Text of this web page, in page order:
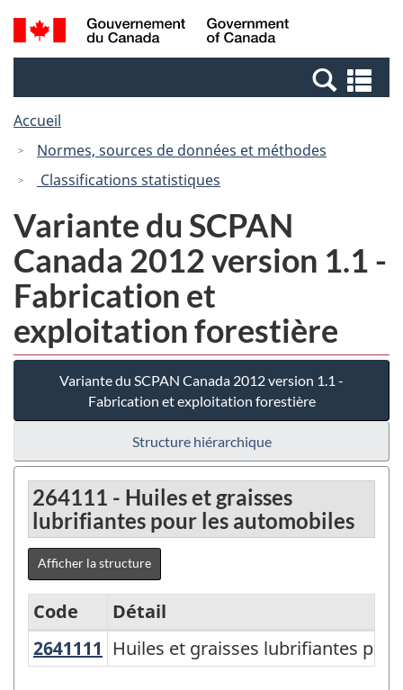
Passer
au
Passer
à
Canada
Recherche
et
et
Accueil
Normes, sources de données et méthodes
Classifications statistiques
Variante du SCPAN
Canada 2012 version 1.1 -
Fabrication et
exploitation forestière
Variante du SCPAN Canada 2012 version 1.1 -
Fabrication et exploitation forestière
Structure hiérarchique
264111 - Huiles et graisses
lubrifiantes pour les automobiles
Afficher la structure
Variante
Code
Détail
2641111 Huiles et graisses lubrifiantes
Huiles et graisses lubrifiantes